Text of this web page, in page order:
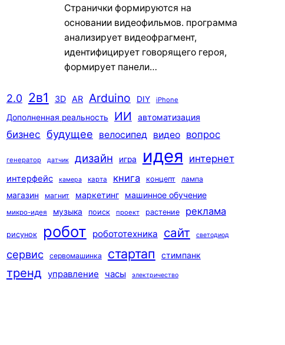
Странички формируются на
основании видеофильмов. программа
анализирует видеофрагмент,
идентифицирует говорящего героя,
формирует панели…
2.0 2в1 3D AR Arduino DIY iPhone
Дополненная реальность ИИ автоматизация
бизнес будущее велосипед видео вопрос
генератор датчик дизайн игра идея интернет
интерфейс камера карта книга концепт лампа
магазин магнит маркетинг машинное обучение
микро-идея музыка поиск проект растение реклама
рисунок робот робототехника сайт светодиод
сервис сервомашинка стартап стимпанк
тренд управление часы электричество